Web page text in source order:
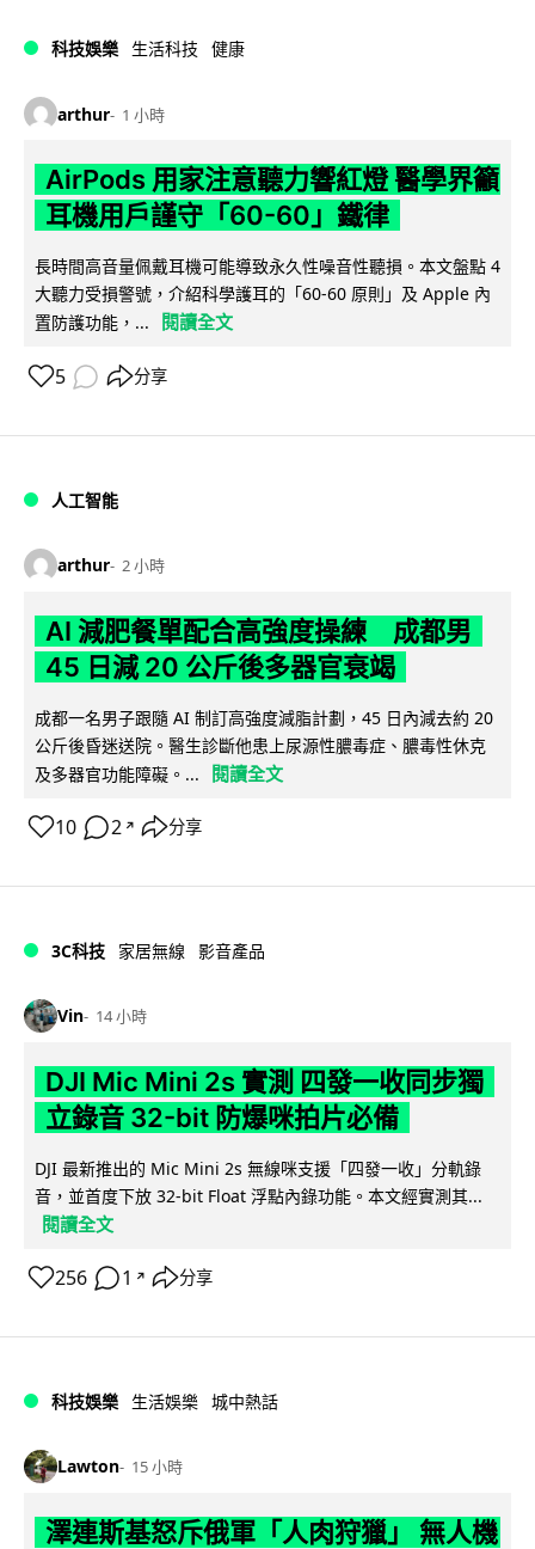
科技娛樂 生活科技 健康
arthur 1 小時
AirPods 用家注意聽力響紅燈 醫學界籲
耳機用戶謹守「60-60」鐵律
長時間高音量佩戴耳機可能導致永久性噪音性聽損。本文盤點 4
大聽力受損警號，介紹科學護耳的「60-60 原則」及 Apple 內
置防護功能，...
閱讀全文
5 分享
人工智能
arthur 2 小時
AI 減肥餐單配合高強度操練 成都男
45 日減 20 公斤後多器官衰竭
成都一名男子跟隨 AI 制訂高強度減脂計劃，45 日內減去約 20
公斤後昏迷送院。醫生診斷他患上尿源性膿毒症、膿毒性休克
及多器官功能障礙。...
閱讀全文
10 2 ↗ 分享
3C科技 家居無線 影音產品
Vin 14 小時
DJI Mic Mini 2s 實測 四發一收同步獨
立錄音 32-bit 防爆咪拍片必備
DJI 最新推出的 Mic Mini 2s 無線咪支援「四發一收」分軌錄
音，並首度下放 32-bit Float 浮點內錄功能。本文經實測其...
閱讀全文
256 1 ↗ 分享
科技娛樂 生活娛樂 城中熱話
Lawton 15 小時
澤連斯基怒斥俄軍「人肉狩獵」 無人機